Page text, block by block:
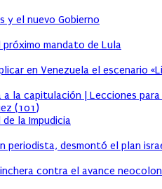
y el nuevo Gobierno
mandato de Lula
en Venezuela el escenario
a la capitulación | Lecciones
(101)
la Impudicia
periodista, desmontó el plan
contra el avance